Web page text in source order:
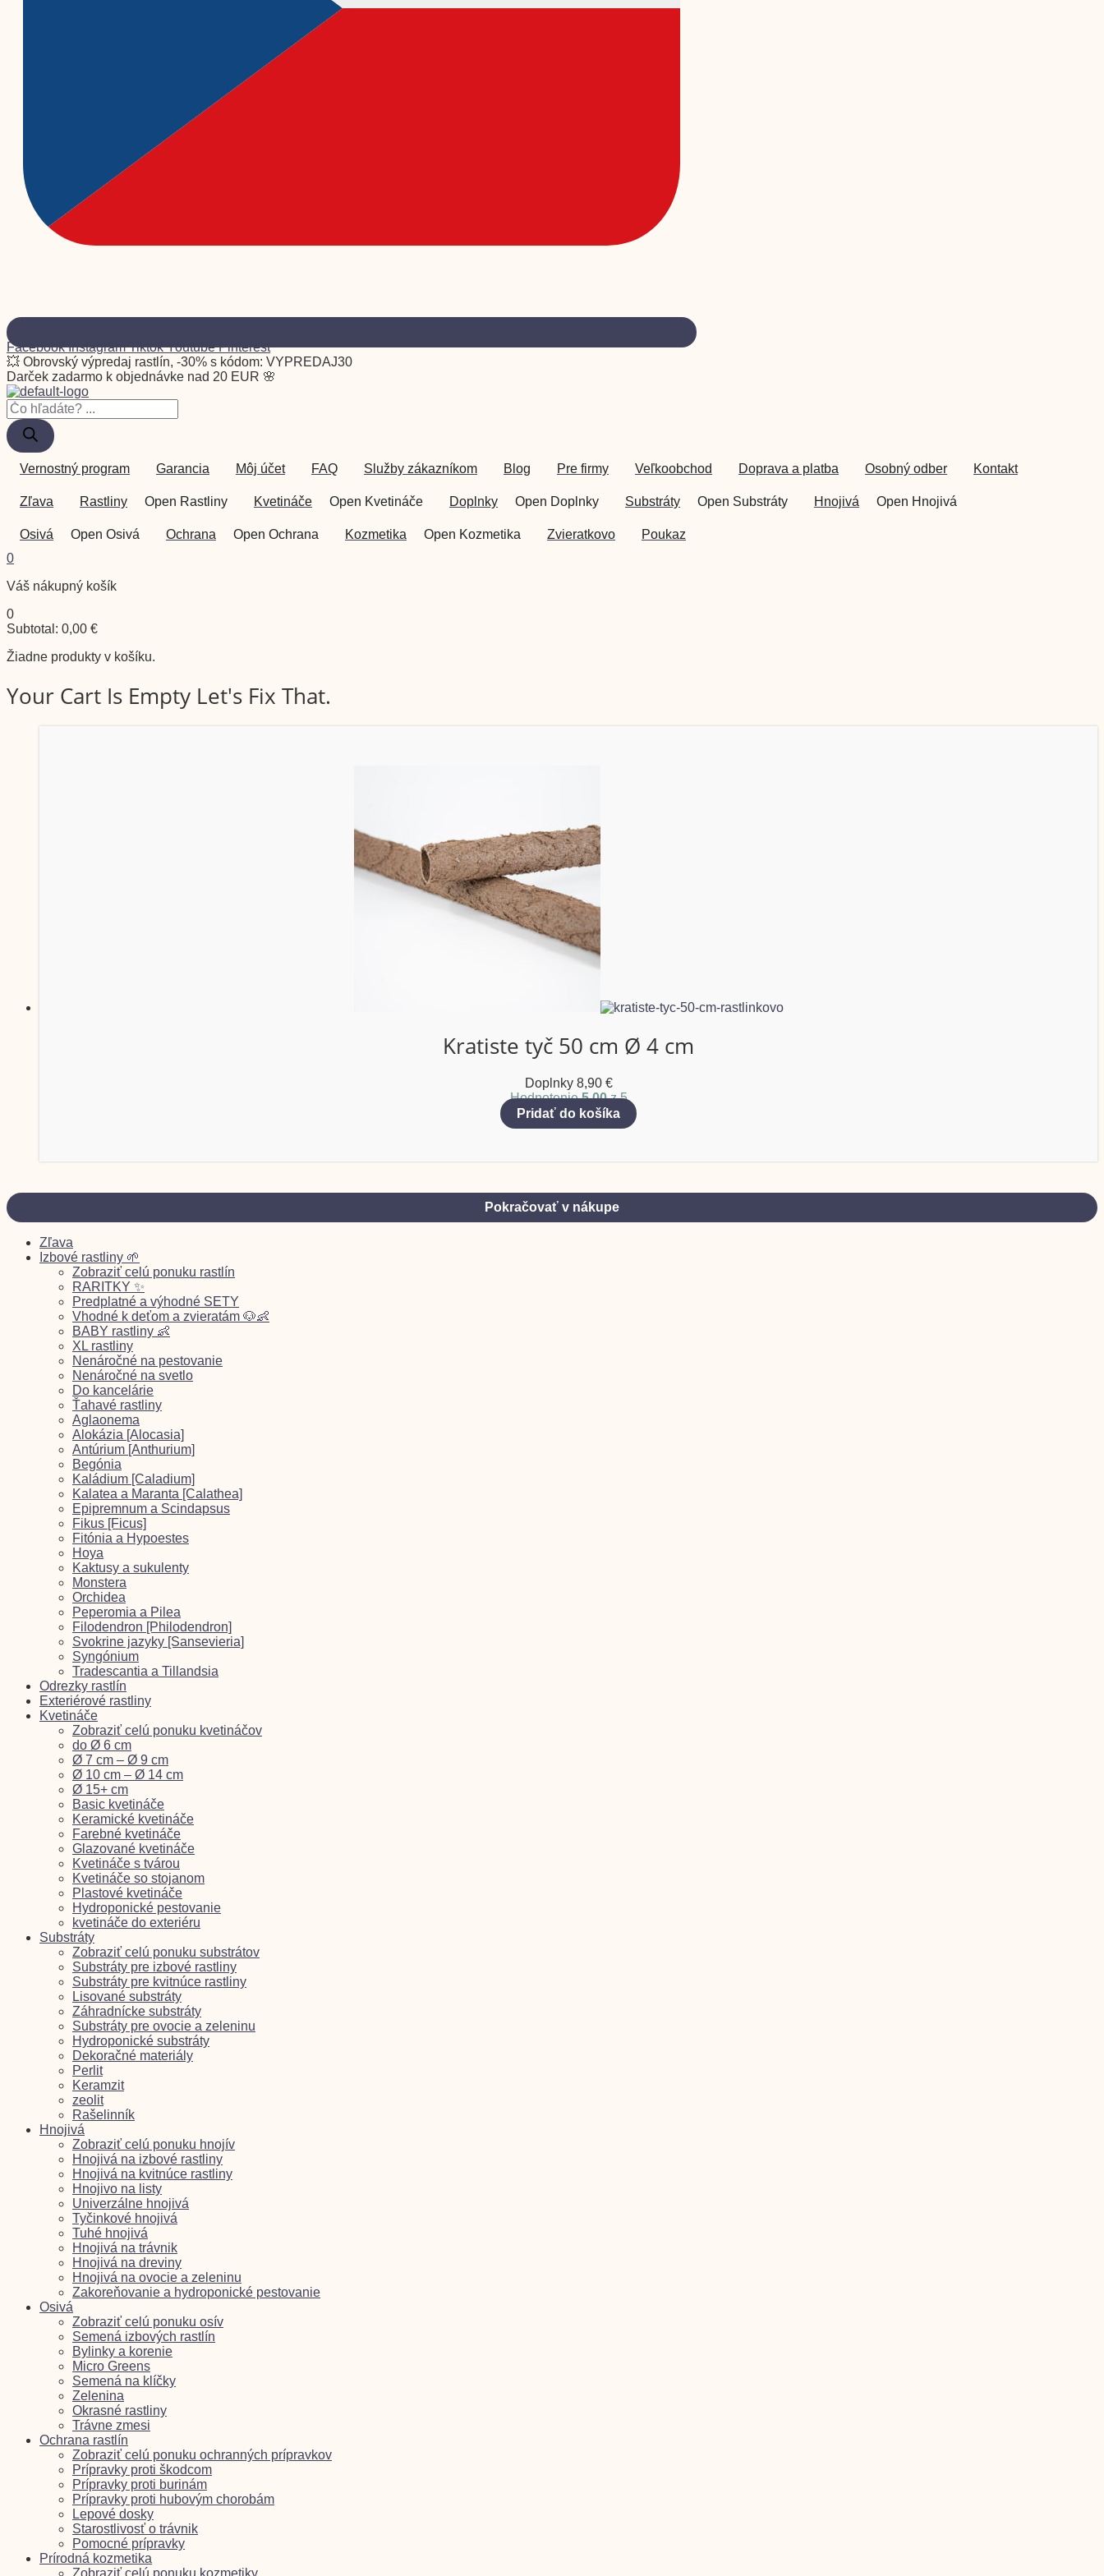
Facebook Instagram Tiktok Youtube Pinterest
💥 Obrovský výpredaj rastlín, -30% s kódom: VYPREDAJ30
Darček zadarmo k objednávke nad 20 EUR 🌸
Vernostný program Garancia Môj účet FAQ Služby zákazníkom Blog Pre firmy Veľkoobchod Doprava a platba Osobný odber Kontakt
Zľava Rastliny Open Rastliny Kvetináče Open Kvetináče Doplnky Open Doplnky Substráty Open Substráty Hnojivá Open Hnojivá
Osivá Open Osivá Ochrana Open Ochrana Kozmetika Open Kozmetika Zvieratkovo
Poukaz
0
Váš nákupný košík
0
Subtotal: 0,00 €
Žiadne produkty v košíku.
Your Cart Is Empty Let's Fix That.
Kratiste tyč 50 cm Ø 4 cm
Doplnky 8,90 €
Hodnotenie5.00z 5
Pridať do košíka
Pokračovať v nákupe
Zľava
Izbové rastliny 🌱
Zobraziť celú ponuku rastlín
RARITKY ✨
Predplatné a výhodné SETY
Vhodné k deťom a zvieratám 🐶👶
BABY rastliny 👶
XL rastliny
Nenáročné na pestovanie
Nenáročné na svetlo
Do kancelárie
Ťahavé rastliny
Aglaonema
Alokázia [Alocasia]
Antúrium [Anthurium]
Begónia
Kaládium [Caladium]
Kalatea a Maranta [Calathea]
Epipremnum a Scindapsus
Fikus [Ficus]
Fitónia a Hypoestes
Hoya
Kaktusy a sukulenty
Monstera
Orchidea
Peperomia a Pilea
Filodendron [Philodendron]
Svokrine jazyky [Sansevieria]
Syngónium
Tradescantia a Tillandsia
Odrezky rastlín
Exteriérové rastliny
Kvetináče
Zobraziť celú ponuku kvetináčov
do Ø 6 cm
Ø 7 cm – Ø 9 cm
Ø 10 cm – Ø 14 cm
Ø 15+ cm
Basic kvetináče
Keramické kvetináče
Farebné kvetináče
Glazované kvetináče
Kvetináče s tvárou
Kvetináče so stojanom
Plastové kvetináče
Hydroponické pestovanie
kvetináče do exteriéru
Substráty
Zobraziť celú ponuku substrátov
Substráty pre izbové rastliny
Substráty pre kvitnúce rastliny
Lisované substráty
Záhradnícke substráty
Substráty pre ovocie a zeleninu
Hydroponické substráty
Dekoračné materiály
Perlit
Keramzit
zeolit
Rašelinník
Hnojivá
Zobraziť celú ponuku hnojív
Hnojivá na izbové rastliny
Hnojivá na kvitnúce rastliny
Hnojivo na listy
Univerzálne hnojivá
Tyčinkové hnojivá
Tuhé hnojivá
Hnojivá na trávnik
Hnojivá na dreviny
Hnojivá na ovocie a zeleninu
Zakoreňovanie a hydroponické pestovanie
Osivá
Zobraziť celú ponuku osív
Semená izbových rastlín
Bylinky a korenie
Micro Greens
Semená na klíčky
Zelenina
Okrasné rastliny
Trávne zmesi
Ochrana rastlín
Zobraziť celú ponuku ochranných prípravkov
Prípravky proti škodcom
Prípravky proti burinám
Prípravky proti hubovým chorobám
Lepové dosky
Starostlivosť o trávnik
Pomocné prípravky
Prírodná kozmetika
Zobraziť celú ponuku kozmetiky